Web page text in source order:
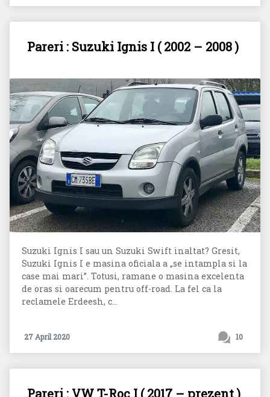
Pareri : Suzuki Ignis I ( 2002 – 2008 )
Suzuki Ignis I sau un Suzuki Swift inaltat? Gresit,
Suzuki Ignis I e masina oficiala a „se intampla si la
case mai mari”. Totusi, ramane o masina excelenta
de oras si oarecum pentru off-road. La fel ca la
reclamele Erdeesh, c...
27 April 2020 10
Pareri : VW T-Roc I ( 2017 – prezent )